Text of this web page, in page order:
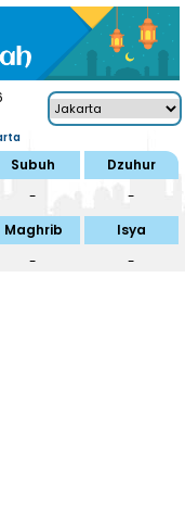
Subuh
Dzuhur
-
-
Maghrib
Isya
- -